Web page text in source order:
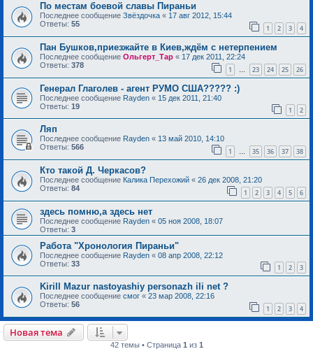
По местам боевой славы Пираньи
Последнее сообщение Звёздочка « 17 авг 2012, 15:44
Ответы: 55 1 2 3 4
Пан Бушков,приезжайте в Киев,ждём с нетерпением
Последнее сообщение Ольгерт_Тар « 17 дек 2011, 22:24
Ответы: 378 1 … 23 24 25 26
Генерал Глаголев - агент РУМО США????? :)
Последнее сообщение Rayden « 15 дек 2011, 21:40
Ответы: 19 1 2
Ляп
Последнее сообщение Rayden « 13 май 2010, 14:10
Ответы: 566 1 … 35 36 37 38
Кто такой Д. Черкасов?
Последнее сообщение Калика Перехожий « 26 дек 2008, 21:20
Ответы: 84 1 2 3 4 5 6
здесь помню,а здесь нет
Последнее сообщение Rayden « 05 ноя 2008, 18:07
Ответы: 3
Работа "Хронология Пираньи"
Последнее сообщение Rayden « 08 апр 2008, 22:12
Ответы: 33 1 2 3
Kirill Mazur nastoyashiy personazh ili net ?
Последнее сообщение смог « 23 мар 2008, 22:16
Ответы: 56 1 2 3 4
Новая тема
42 темы • Страница 1 из 1